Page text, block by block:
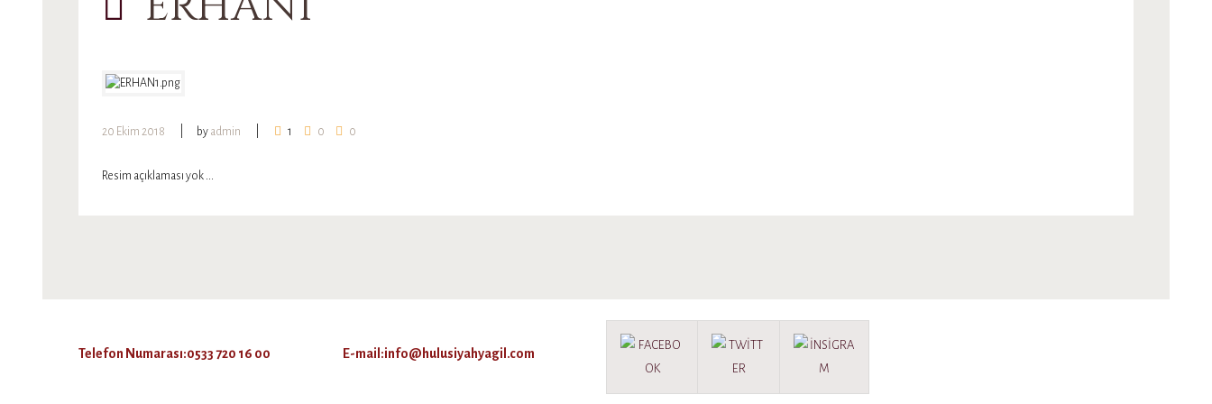
20 Ekim 2018 by admin 1 0 0
Resim açıklaması yok ...
Telefon Numarası:0533 720 16 00 E-mail:info@hulusiyahyagil.com